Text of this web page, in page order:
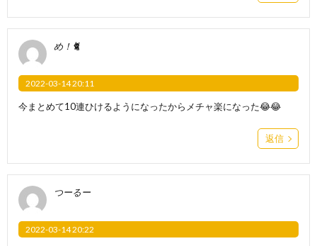
め！🐈
2022-03-14 20:11
今まとめて10連ひけるようになったからメチャ楽になった😂😂
返信
つーるー
2022-03-14 20:22